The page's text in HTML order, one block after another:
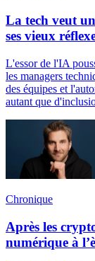
La tech veut
ses vieux
L'essor de l'IA
les managers
des équipes et
autant que
Chronique
Après les
numérique à